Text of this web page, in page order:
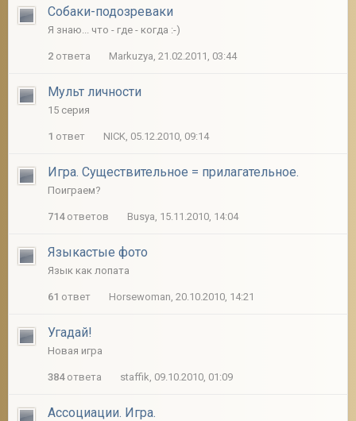
Собаки-подозреваки
Я знаю... что - где - когда :-)
2 ответа Markuzya, 21.02.2011, 03:44
Мульт личности
15 серия
1 ответ NICK, 05.12.2010, 09:14
Игра. Существительное = прилагательное.
Поиграем?
714ответов Busya, 15.11.2010, 14:04
Языкастые фото
Язык как лопата
61 ответ Horsewoman, 20.10.2010, 14:21
Угадай!
Новая игра
384ответа staffik, 09.10.2010, 01:09
Ассоциации. Игра.